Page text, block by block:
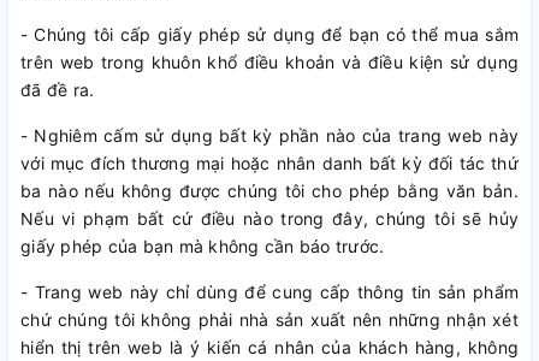
- Chúng tôi cấp giấy phép sử dụng để bạn có thể mua sắm
trên web trong khuôn khổ điều khoản và điều kiện sử dụng
đã đề ra.
- Nghiêm cấm sử dụng bất kỳ phần nào của trang web này
với mục đích thương mại hoặc nhân danh bất kỳ đối tác thứ
ba nào nếu không được chúng tôi cho phép bằng văn bản.
Nếu vi phạm bất cứ điều nào trong đây, chúng tôi sẽ hủy
giấy phép của bạn mà không cần báo trước.
- Trang web này chỉ dùng để cung cấp thông tin sản phẩm
chứ chúng tôi không phải nhà sản xuất nên những nhận xét
hiển thị trên web là ý kiến cá nhân của khách hàng, không